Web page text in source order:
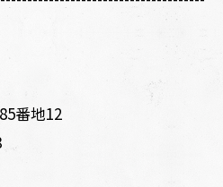
番地12